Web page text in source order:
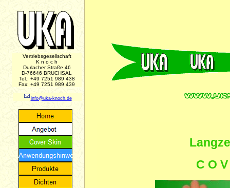
Vertriebsgesellschaft
K n o c h
Durlacher Straße 46
D-76646 BRUCHSAL
Tel.: +49 7251 989 438
Fax: +49 7251 989 439
info@uka-knoch.de
C O